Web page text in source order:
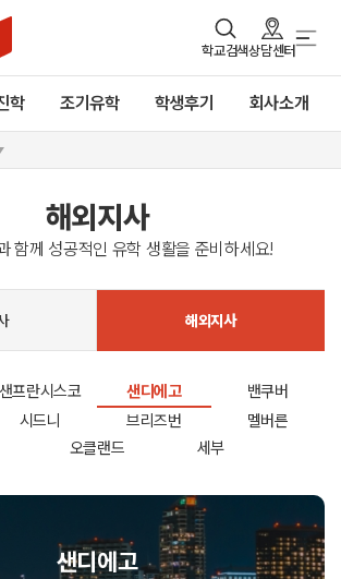
학교검색상담센터
학 조기유학 학생후기 회사소개
해외지사
함께 성공적인 유학 생활을 준비하세요!
해외지사
샌프란시스코 샌디에고
밴쿠버
시드니 브리즈번
멜버른
오클랜드 세부
샌디에고